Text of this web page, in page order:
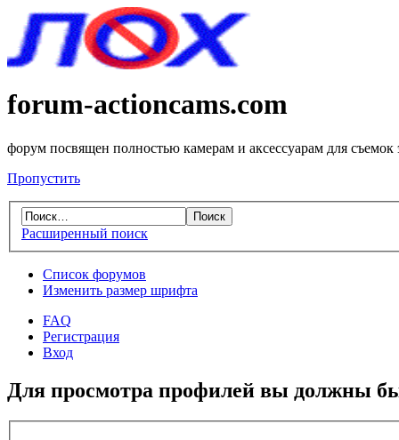
forum-actioncams.com
форум посвящен полностью камерам и аксессуарам для съемок
Пропустить
Расширенный поиск
Список форумов
Изменить размер шрифта
FAQ
Регистрация
Вход
Для просмотра профилей вы должны